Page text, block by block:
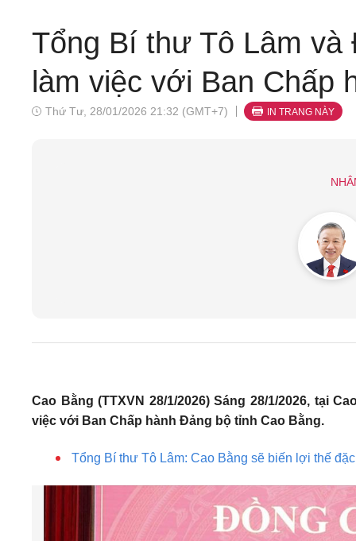
Tổng Bí thư Tô Lâm
làm việc với Ban Chấp
Thứ Tư, 28/01/2026 21:32 (GMT+7) IN TRANG NÀY
Cao Bằng (TTXVN 28/1/2026) Sáng 28/1/2026, tại
việc với Ban Chấp hành Đảng bộ tỉnh Cao Bằng.
Tổng Bí thư Tô Lâm: Cao Bằng sẽ biến lợi thế